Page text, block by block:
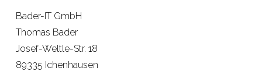
Bader-IT GmbH
Thomas Bader
Josef-Weltle-Str. 18
89335 Ichenhausen